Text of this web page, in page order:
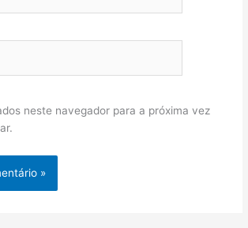
neste navegador para a próxima vez